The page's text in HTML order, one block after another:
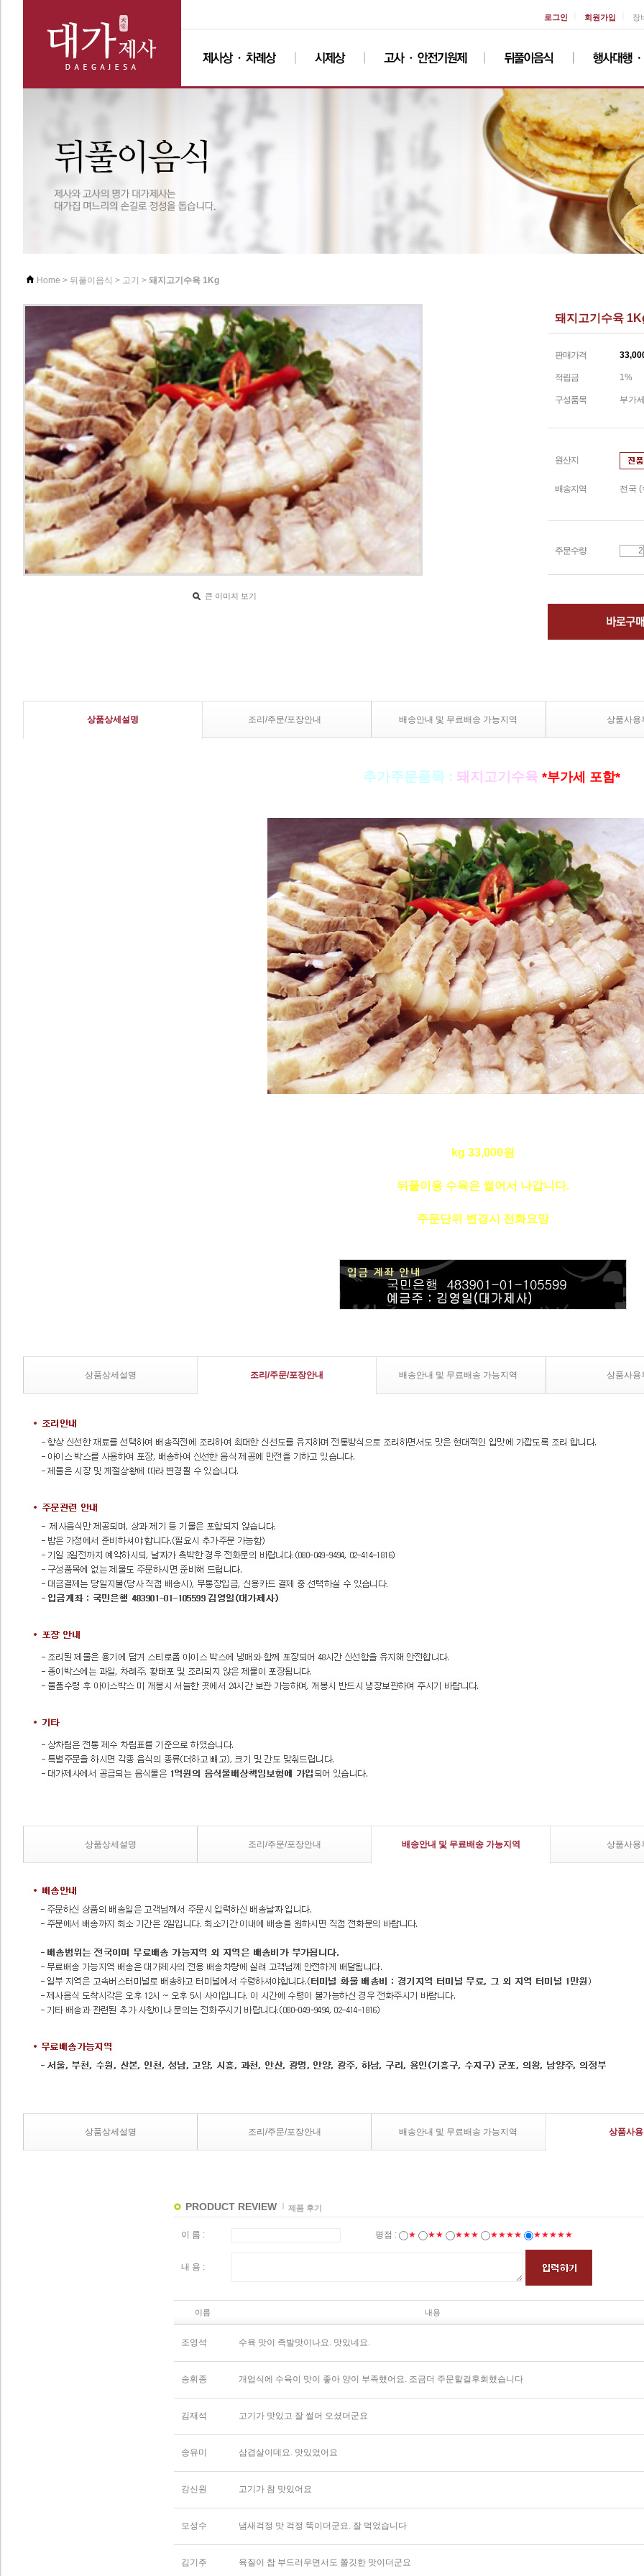
로그인 회원가입 장
Home > 뒤풀이음식 > 고기 > 돼지고기수육 1Kg
큰 이미지 보기
돼지고기수육
판매가격
적립금 1%
구성품목 부가
원산지
배송지역 전국
주문수량
상품상세설명 조리/주문/포장안내 배송안내 및 무료배송 가능지역 상품사용
추가주문품목 : 돼지고기수육 *부가세 포함*
kg 33,000원
뒤풀이용 수육은 썰어서 나갑니다.
주문단위 변경시 전화요망
상품상세설명 조리/주문/포장안내 배송안내 및 무료배송 가능지역 상품사용
상품상세설명 조리/주문/포장안내 배송안내 및 무료배송 가능지역 상품사용
상품상세설명 조리/주문/포장안내 배송안내 및 무료배송 가능지역 상품사
PRODUCT REVIEW 제품 후기
이 름 : 평점 : ★ ★★ ★★★ ★★★★ ★★★★★
내 용 :
이름 내용
조영석 수육 맛이 족발맛이나요. 맛있네요.
송휘종 개업식에 수육이 맛이 좋아 양이 부족했어요. 조금더 주문할걸후회했습니다
김재석 고기가 맛있고 잘 썰어 오셨더군요
송유미 삼겹살이데요. 맛있었어요
강신원 고기가 참 맛있어요
모성수 냄새걱정 맛 걱정 뚝이더군요. 잘 먹었습니다
김기주 육질이 참 부드러우면서도 쫄깃한 맛이더군요